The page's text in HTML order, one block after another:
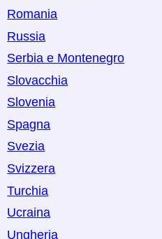
Romania
Russia
Serbia e Montenegro
Slovacchia
Slovenia
Spagna
Svezia
Svizzera
Turchia
Ucraina
Ungheria